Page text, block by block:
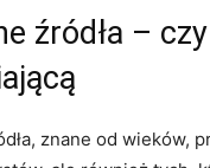
źródła –
⁤znane od wieków,